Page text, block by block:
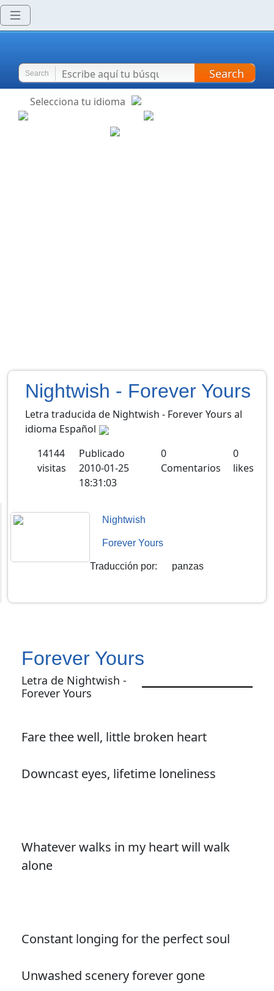
Search Search
Selecciona tu idioma
Nightwish - Forever Yours
Letra traducida de Nightwish - Forever Yours al
idioma Español
14144
visitas
Publicado
2010-01-25
18:31:03
0
Comentarios
0
likes
Nightwish
Forever Yours
Traducción por: panzas
Forever Yours
Letra de Nightwish -
Forever Yours
Fare thee well, little broken heart
Downcast eyes, lifetime loneliness
Whatever walks in my heart will walk
alone
Constant longing for the perfect soul
Unwashed scenery forever gone